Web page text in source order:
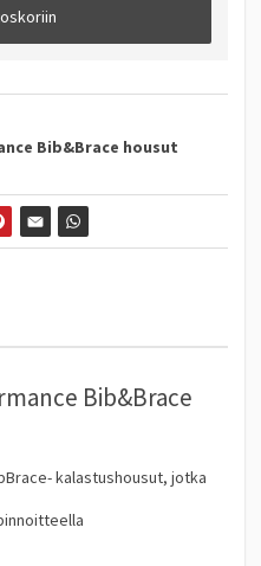
Bib&Brace housut
Bib&Brace
kalastushousut, jotka